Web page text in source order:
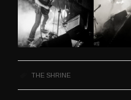
THE SHRINE